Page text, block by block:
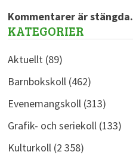
Kommentarer är stängda.
KATEGORIER
Aktuellt (89)
Barnbokskoll (462)
Evenemangskoll (313)
Grafik- och seriekoll (133)
Kulturkoll (2 358)